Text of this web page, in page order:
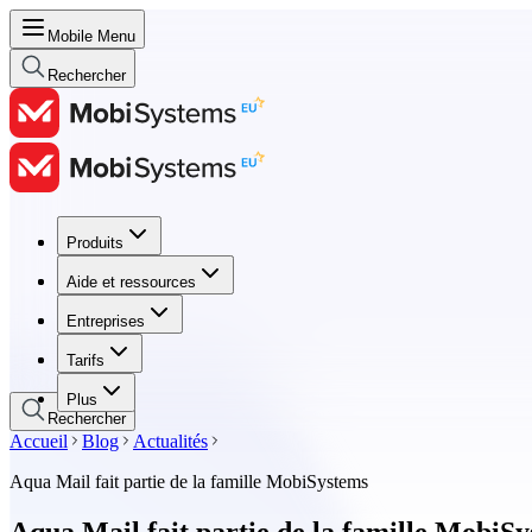
Mobile Menu
Rechercher
Produits
Aide et ressources
Entreprises
Tarifs
Plus
Produits
Aide et ressources
Entreprises
Tarifs
Rechercher
Accueil Blog
Actualités
Aqua Mail fait partie de la famille MobiSystems